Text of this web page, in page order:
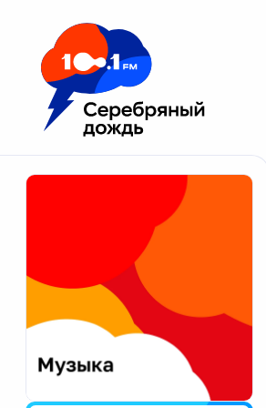
Москва 100.1 FM
Апатиты
Екатеринбург
Калининград
Калуга